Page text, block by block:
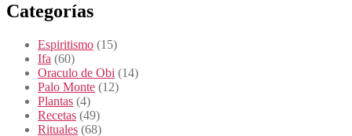
Categorías
Espiritismo (15)
Ifa (60)
Oraculo de Obi (14)
Palo Monte (12)
Plantas (4)
Recetas (49)
Rituales (68)